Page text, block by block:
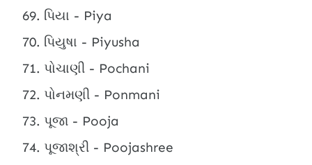
પિયા - Piya
પિયુષા - Piyusha
પોચાણી - Pochani
પોનમણી - Ponmani
પૂજા - Pooja
પૂજાશ્રી - Poojashree